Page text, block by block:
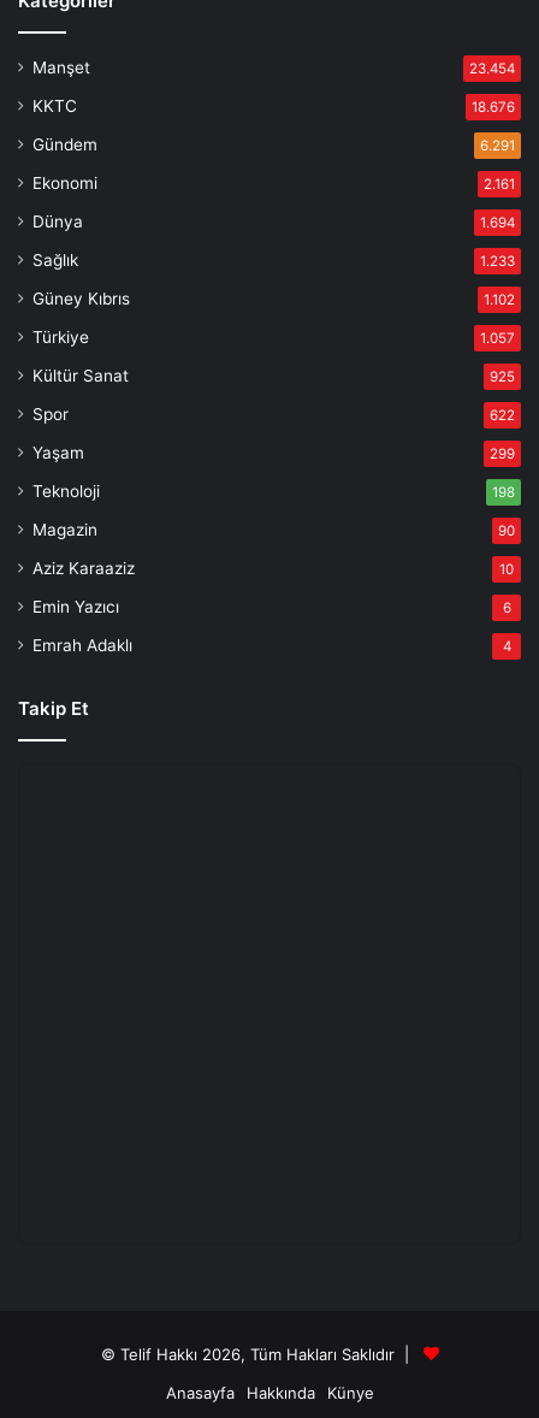
Manşet 23.454
KKTC 18.676
Gündem 6.291
Ekonomi 2.161
Dünya 1.694
Sağlık 1.233
Güney Kıbrıs 1.102
Türkiye 1.057
Kültür Sanat 925
Spor 622
Yaşam 299
Teknoloji 198
Magazin 90
Aziz Karaaziz 10
Emin Yazıcı 6
Emrah Adaklı 4
Takip Et
© Telif Hakkı 2026, Tüm Hakları Saklıdır |
Anasayfa
Hakkında Künye